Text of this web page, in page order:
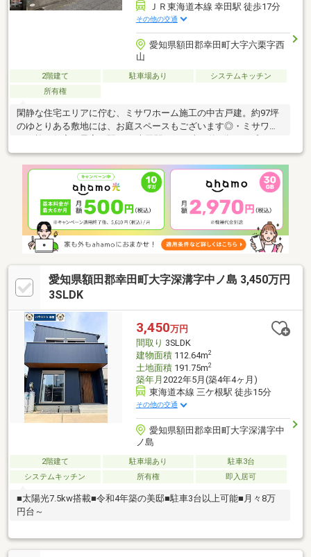
ＪＲ東海道本線 幸田駅 徒歩17分
その他の交通
愛知県額田郡幸田町大字六栗字西
山
2階建て 駐車場あり
システムキッチン
所有権
閑静な住宅エリアに佇む、ミサワホーム施工の中古戸建。約97坪
のゆとりある敷地には、お庭スペースもございます◎・ミサワホ
ンガス※市街化調整区域。購入・再建築等については開発審査会
基準第16号の要件を満たす必要があります。事前予約にてご内覧
いただけます！お気軽にお問い合わせください！＊ … * … ＊ … * …
＊ … * …◇お問い合わせ方法◇≪ 最短1分！見学予約≫赤の「見学
予約」をタップ！ご都合の良いお日にちをお選びください≪ 電話
でお問い合わせ ≫電話番号：0120-721-726青の「電話マーク」を
タップ！
愛知県額田郡幸田町大字深溝字中ノ島 3,450万円
3SLDK
3,450万円
間取り 3SLDK
建物面積112.64m2
土地面積191.75m2
築年月 2022年5月(築4年4ヶ月)
東海道本線 三ケ根駅 徒歩15分
その他の交通
愛知県額田郡幸田町大字深溝字中
ノ島
2階建て 駐車場あり
駐車3台
システムキッチン
所有権 即入居可
■太陽光7.5kw搭載■令和4年築の美邸■駐車3台以上可能■月々8万
円台～